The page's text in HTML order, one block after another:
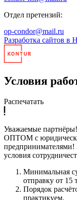
Отдел претензий:
op-condor@mail.ru
Разработка сайтов в
Условия
Распечатать
Уважаемые
ОПТОМ с
условия
Минимальная
отправку от 15
Порядок
практикуем.